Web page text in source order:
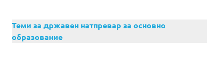
Теми за државен натпревар за основно
образование